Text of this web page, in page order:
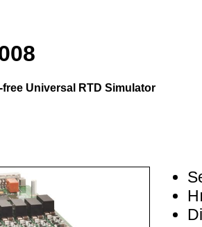
Universal RTD Simulator